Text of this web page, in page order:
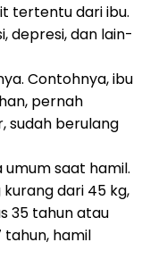
tertentu dari ibu.
depresi, dan lain-
Contohnya, ibu
pernah
sudah berulang
umum saat hamil.
dari 45 kg,
35 tahun atau
tahun, hamil